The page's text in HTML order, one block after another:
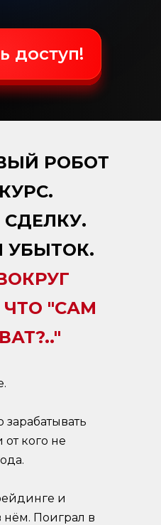
доступ!
РОБОТ
УБЫТОК.
ЧТО "САМ
кого не
и
нём. Поиграл в